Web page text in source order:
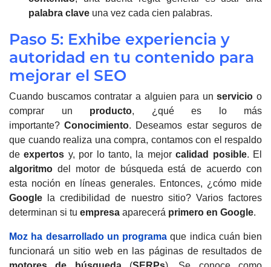
palabra clave una vez cada cien palabras.
Paso 5: Exhibe experiencia y
autoridad en tu contenido para
mejorar el SEO
Cuando buscamos contratar a alguien para unservicio o
comprar un producto, ¿qué es lo más
importante?Conocimiento. Deseamos estar seguros de
que cuando realiza una compra, contamos con el respaldo
deexpertos y, por lo tanto, la mejorcalidad posible. El
algoritmo del motor de búsqueda está de acuerdo con
esta noción en líneas generales. Entonces, ¿cómo mide
Google la credibilidad de nuestro sitio? Varios factores
determinan si tu empresa aparecerá primero en Google.
Moz ha desarrollado un programa que indica cuán bien
funcionará un sitio web en las páginas de resultados de